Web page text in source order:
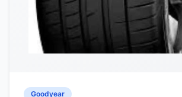
Goodyear